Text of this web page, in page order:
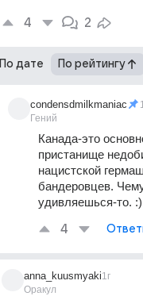
4 2
По дате По рейтингу
condensdmilkmaniac
Гений
Канада-это
пристанище
нацистской
бандеровцев.
удивляешься-то. :)
4
anna_kuusmyaki
Оракул
1г